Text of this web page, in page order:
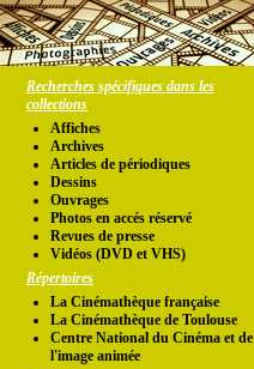
Recherches spécifiques dans les
collections
Affiches
Archives
Articles de périodiques
Dessins
Ouvrages
Photos en accés réservé
Revues de presse
Vidéos (DVD et VHS)
Répertoires
La Cinémathèque française
La Cinémathèque de Toulouse
Centre National du Cinéma et de
l'image animée